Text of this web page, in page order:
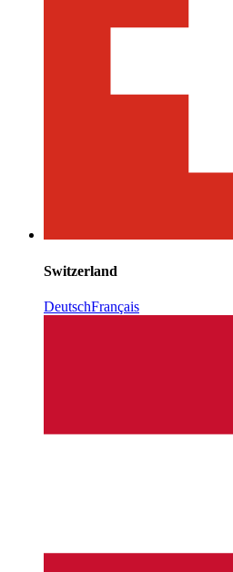
Switzerland
DeutschFrançais